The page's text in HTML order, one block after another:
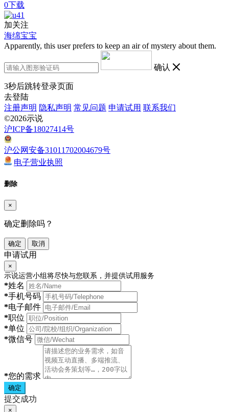
0下载
加关注
海绵宝宝
Apparently, this user prefers to keep an air of mystery about them.
确认
3秒后跳转登录页面
去登陆
注册声明 隐私声明 常见问题 申请试用 联系我们
©2026示说
沪ICP备18027414号
沪公网安备31011702004679号
电子营业执照
删除
×
确定删除吗？
确定 取消
申请试用
×
示说运营小组将尽快与您联系，并提供试用服务
*姓名
*手机号码
*电子邮件
*职位
*单位
*微信号
*您的需求
确定
提交成功
×